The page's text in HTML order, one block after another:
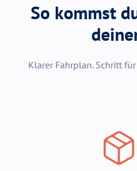
So kommst
Klarer Fahrplan. Schritt